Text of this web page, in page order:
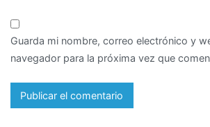
Guarda mi nombre, correo electrónico y
navegador para la próxima vez que